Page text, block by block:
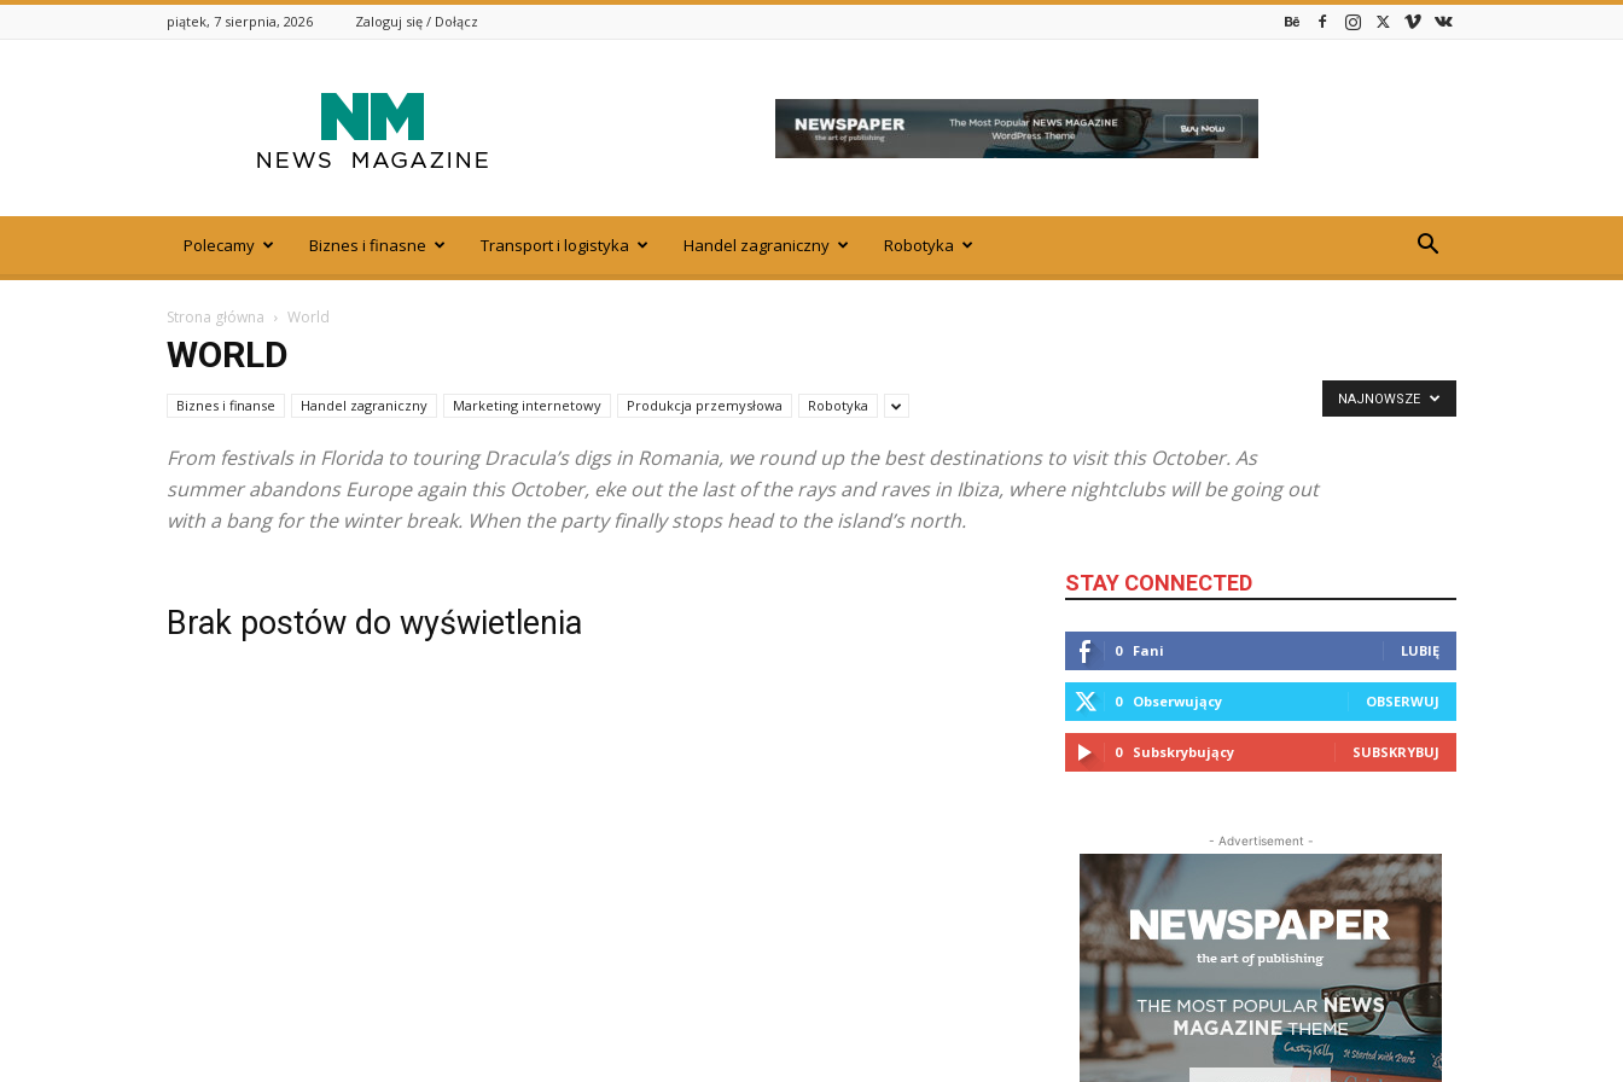
piątek, 7 sierpnia, 2026 Zaloguj się / Dołącz
Polecamy Biznes i finasne Transport i logistyka Handel zagraniczny Robotyka
Strona główna World
WORLD
Biznes i finanse Handel zagraniczny Marketing internetowy Produkcja przemysłowa Robotyka
From festivals in Florida to touring Dracula’s digs in Romania, we round up the best destinations to visit this October. As
summer abandons Europe again this October, eke out the last of the rays and raves in Ibiza, where nightclubs will be going out
with a bang for the winter break. When the party finally stops head to the island’s north.
NAJNOWSZE
Brak postów do wyświetlenia
STAY CONNECTED
0 Fani LUBIĘ
0 Obserwujący OBSERWUJ
0 Subskrybujący SUBSKRYBUJ
- Advertisement -